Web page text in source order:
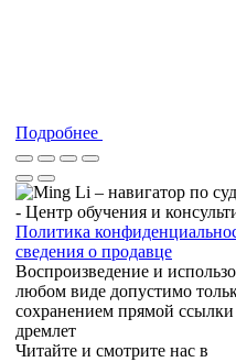
Подробнее
- Центр обучения и
Политика
сведения о продавце
Воспроизведение и
любом виде допустимо
сохранением прямой ссылки
дремлет
Читайте и смотрите нас в